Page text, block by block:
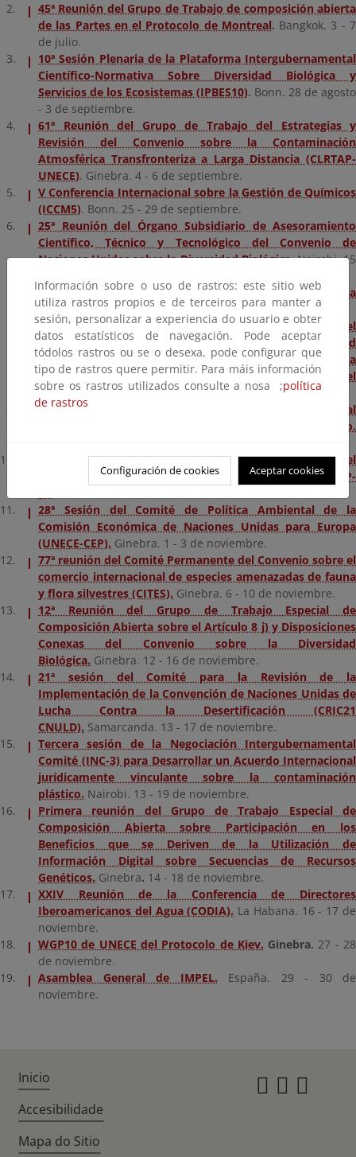
45ª Reunión del Grupo de Trabajo de composición abierta
de las Partes en el Protocolo de Montreal. Bangkok. 3 - 7
de julio.
10ª Sesión Plenaria de la Plataforma Intergubernamental
Científico-Normativa Sobre Diversidad Biológica y
Servicios de los Ecosistemas (IPBES10). Bonn. 28 de agosto
- 3 de septiembre.
61ª Reunión del Grupo de Trabajo del Estrategias y
Revisión del Convenio sobre la Contaminación
Atmosférica Transfronteriza a Larga Distancia (CLRTAP-
UNECE). Ginebra. 4 - 6 de septiembre.
V Conferencia Internacional sobre la Gestión de Químicos
(ICCM5). Bonn. 25 - 29 de septiembre.
25ª Reunión del Órgano Subsidiario de Asesoramiento
Científico, Técnico y Tecnológico del Convenio de
Naciones Unidas sobre la Diversidad Biológica.Nairobi. 15
20 Aniversario EURORIOC/REMOC. 21ª Conferencia
Internacional EURO-RIOC.Valencia. 16 - 17 de octubre.
2ª Parte de la Conferencia de las Partes (COP-15.2) del
Convenio de Naciones Unidas sobre la Diversidad
Biológica, la COP-MOP-10 del Protocolo de Cartagena
sobre Seguridad en la Biotecnología y la COP-MOP-4 del
Protocolo de Nagoya. Nairobi. 19 - 20 de octubre.
35ª Reunión de las Partes en el Protocolo de Montreal
relativo a las Sustancias que Agotan la Capa de Ozono.
Quinta reunión de la Conferencia de las Partes en el
Convenio de Minamata sobre el Mercurio (COP-
28ª Sesión del Comité de Política Ambiental de la
Comisión Económica de Naciones Unidas para Europa
(UNECE-CEP). Ginebra. 1 - 3 de noviembre.
77ª reunión del Comité Permanente del Convenio sobre el
comercio internacional de especies amenazadas de fauna
y flora silvestres (CITES). Ginebra. 6 - 10 de noviembre.
12ª Reunión del Grupo de Trabajo Especial de
Composición Abierta sobre el Artículo 8 j) y Disposiciones
Conexas del Convenio sobre la Diversidad
Biológica. Ginebra. 12 - 16 de noviembre.
21ª sesión del Comité para la Revisión de la
Implementación de la Convención de Naciones Unidas de
Lucha Contra la Desertificación (CRIC21
CNULD). Samarcanda. 13 - 17 de noviembre.
Tercera sesión de la Negociación Intergubernamental
Comité (INC-3) para Desarrollar un Acuerdo Internacional
jurídicamente vinculante sobre la contaminación
plástico. Nairobi. 13 - 19 de noviembre.
Primera reunión del Grupo de Trabajo Especial de
Composición Abierta sobre Participación en los
Beneficios que se Deriven de la Utilización de
Información Digital sobre Secuencias de Recursos
Genéticos. Ginebra. 14 - 18 de noviembre.
XXIV Reunión de la Conferencia de Directores
Iberoamericanos del Agua (CODIA). La Habana. 16 - 17 de
noviembre.
WGP10 de UNECE del Protocolo de Kiev. Ginebra.27 - 28
de noviembre.
Asamblea General de IMPEL.
España. 29
- 30 de
noviembre.
Información sobre o uso de rastros: este sitio web
utiliza rastros propios e de terceiros para manter a
sesión, personalizar a experiencia do usuario e obter
datos estatísticos de navegación. Pode aceptar
tódolos rastros ou se o desexa, pode configurar que
tipo de rastros quere permitir. Para máis información
sobre os rastros utilizados consulte a nosa ;política
de rastros
Configuración de cookies Aceptar cookies
Inicio
Accesibilidade
Mapa do Sitio